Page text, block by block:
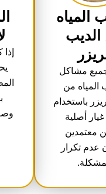
المياه
جميع مشاكل
من
باستخدام
أصلية
معتمدين
عدم تكرار